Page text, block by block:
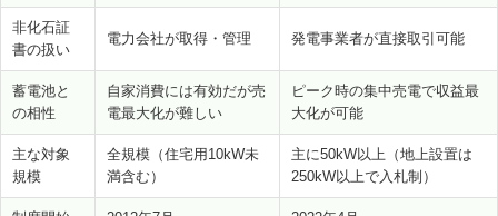
非化石証
書の扱い
電力会社が取得・管理 発電事業者が直接取引可能
蓄電池と
の相性
自家消費には有効だが売
電最大化が難しい
ピーク時の集中売電で収益最
大化が可能
主な対象
規模
全規模（住宅用10kW未
満含む）
主に50kW以上（地上設置は
250kW以上で入札制）